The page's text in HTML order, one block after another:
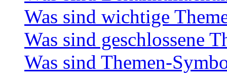
Was sind wichtige
Was sind geschlossene
Was sind Themen-